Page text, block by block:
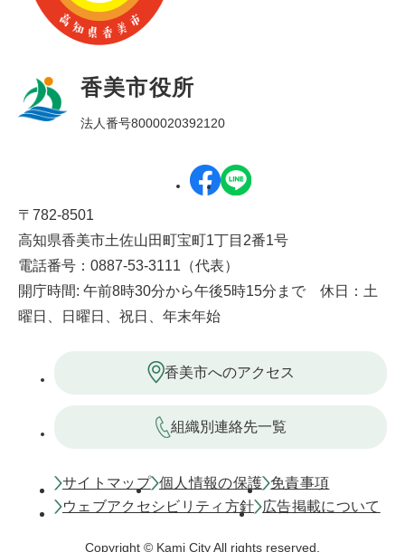
香美市役所
法人番号8000020392120
〒782-8501
高知県香美市土佐山田町宝町1丁目2番1号
電話番号：0887-53-3111（代表）
開庁時間: 午前8時30分から午後5時15分まで 休日：土
曜日、日曜日、祝日、年末年始
香美市へのアクセス
組織別連絡先一覧
サイトマップ 個人情報の保護 免責事項
ウェブアクセシビリティ方針
広告掲載について
Copyright © Kami City All rights reserved.